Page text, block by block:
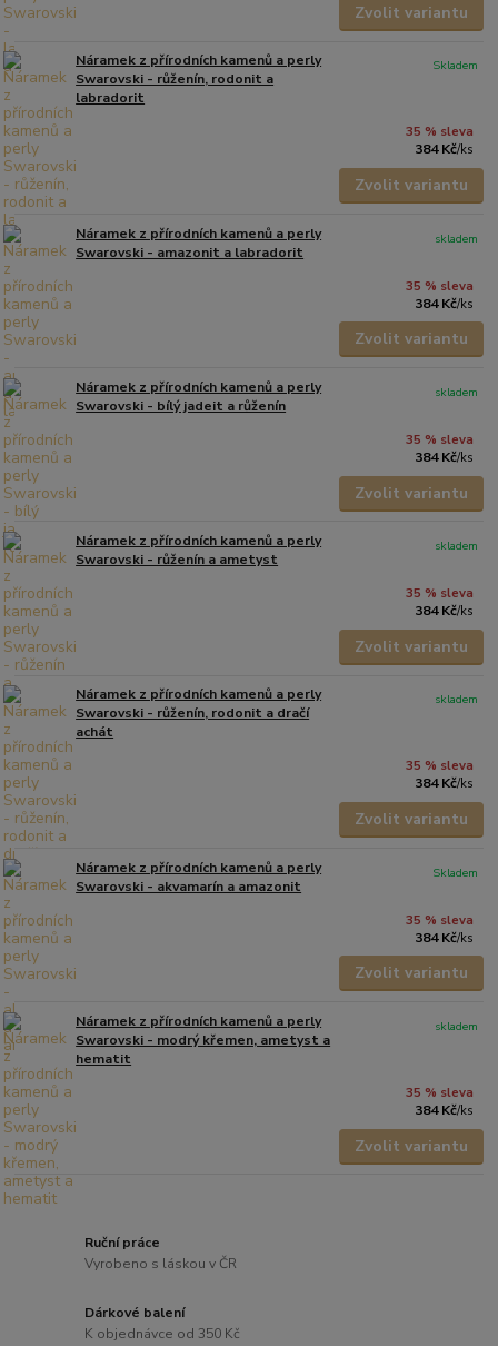
Zvolit variantu
Náramek z přírodních kamenů a perly
Swarovski - růženín, rodonit a
labradorit
35 % sleva
384 Kč/ks
Skladem
Zvolit variantu
Náramek z přírodních kamenů a perly
Swarovski - amazonit a labradorit
35 % sleva
384 Kč/ks
skladem
Zvolit variantu
Náramek z přírodních kamenů a perly
Swarovski - bílý jadeit a růženín
35 % sleva
384 Kč/ks
skladem
Zvolit variantu
Náramek z přírodních kamenů a perly
Swarovski - růženín a ametyst
35 % sleva
384 Kč/ks
skladem
Zvolit variantu
Náramek z přírodních kamenů a perly
Swarovski - růženín, rodonit a dračí
achát
35 % sleva
384 Kč/ks
skladem
Zvolit variantu
Náramek z přírodních kamenů a perly
Swarovski - akvamarín a amazonit
35 % sleva
384 Kč/ks
Skladem
Zvolit variantu
Náramek z přírodních kamenů a perly
Swarovski - modrý křemen, ametyst a
hematit
35 % sleva
384 Kč/ks
skladem
Zvolit variantu
Ruční práce
Vyrobeno s láskou v ČR
Dárkové balení
K objednávce od 350 Kč